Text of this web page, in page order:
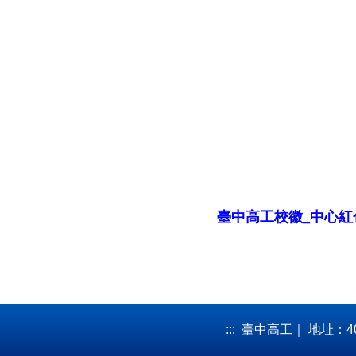
臺中高工校徽_中心
::: 臺中高工｜ 地址：